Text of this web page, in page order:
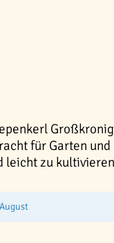
für Garten
leicht zu